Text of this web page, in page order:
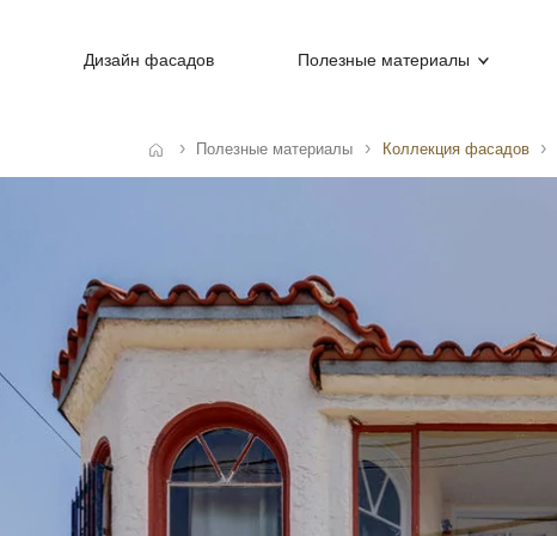
Дизайн фасадов Полезные материалы
Полезные материалы Коллекция фасадов